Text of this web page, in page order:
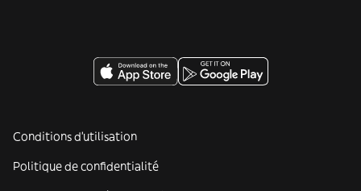
Conditions d'utilisation
Politique de confidentialité